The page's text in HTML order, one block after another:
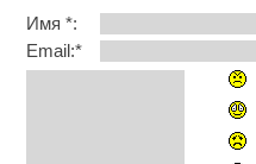
Имя *:
Email:*